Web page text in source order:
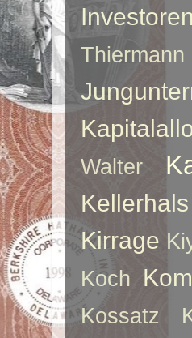
Investoren
Thiermann
Walter
Kellerhals
Kirrage
Koch
Kossatz